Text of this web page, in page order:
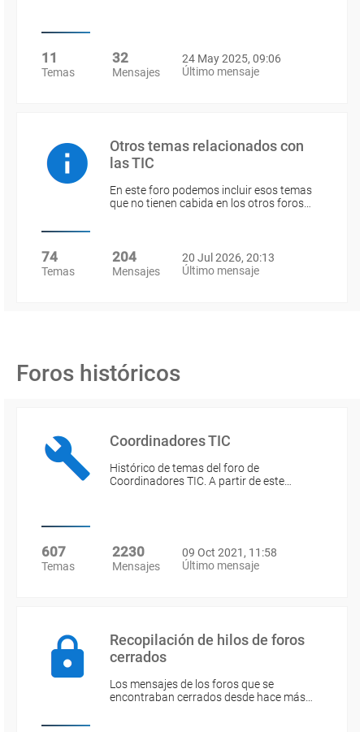
11
Temas
32
Mensajes
24 May 2025, 09:06
Último mensaje
Otros temas relacionados con
las TIC
En este foro podemos incluir esos temas
que no tienen cabida en los otros foros…
74
Temas
204
Mensajes
20 Jul 2026, 20:13
Último mensaje
Foros históricos
Coordinadores TIC
Histórico de temas del foro de
Coordinadores TIC. A partir de este…
607
Temas
2230
Mensajes
09 Oct 2021, 11:58
Último mensaje
Recopilación de hilos de foros
cerrados
Los mensajes de los foros que se
encontraban cerrados desde hace más…